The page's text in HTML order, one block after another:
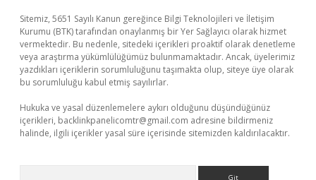
Sitemiz, 5651 Sayılı Kanun gereğince Bilgi Teknolojileri ve İletişim
Kurumu (BTK) tarafından onaylanmış bir Yer Sağlayıcı olarak hizmet
vermektedir. Bu nedenle, sitedeki içerikleri proaktif olarak denetleme
veya araştırma yükümlülüğümüz bulunmamaktadır. Ancak, üyelerimiz
yazdıkları içeriklerin sorumluluğunu taşımakta olup, siteye üye olarak
bu sorumluluğu kabul etmiş sayılırlar.
Hukuka ve yasal düzenlemelere aykırı olduğunu düşündüğünüz
içerikleri, backlinkpanelicomtr@gmail.com adresine bildirmeniz
halinde, ilgili içerikler yasal süre içerisinde sitemizden kaldırılacaktır.